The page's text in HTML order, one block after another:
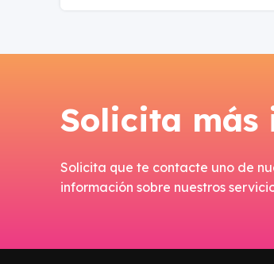
Solicita más
Solicita que te contacte uno de
información sobre nuestros